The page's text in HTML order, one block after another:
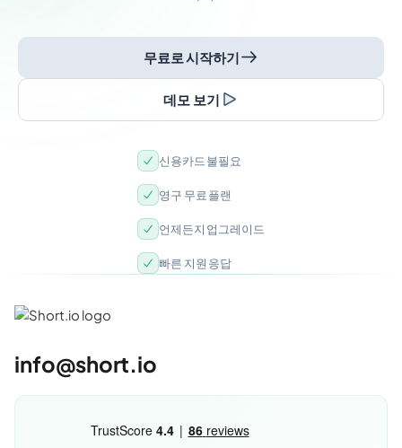
무료로 시작하기
데모 보기
신용카드 불필요
영구 무료 플랜
언제든지 업그레이드
빠른 지원 응답
info@short.io